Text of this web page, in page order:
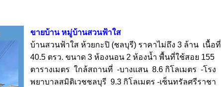
ขายบ้าน หมู่บ้านสวนฟ้าใส
บ้านสวนฟ้าใส ห้วยกะปิ (ชลบุรี) ราคาไม่ถึง 3 ล้าน เนื้อที่
40.5 ตรว. ขนาด 3 ห้องนอน 2 ห้องน้ำ พื้นที่ใช้สอย 155
ตารางเมตร ใกล้สถานที่ -บางแสน 8.6 กิโลเมตร -โรง
พยาบาลสมิติเวชชลบุรี 9.3 กิโลเมตร -เซ็นทรัลศรีราชา